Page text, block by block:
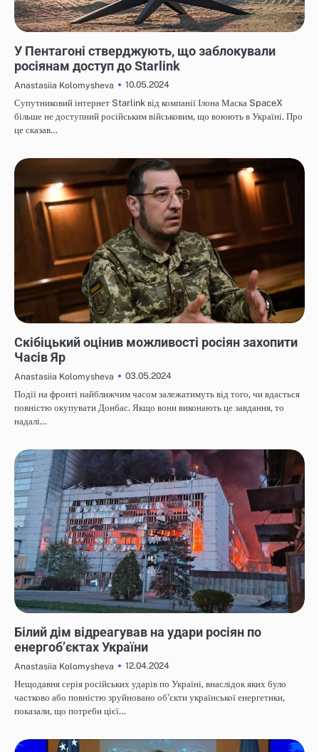
У Пентагоні стверджують, що заблокували
росіянам доступ до Starlink
Anastasiia Kolomysheva
10.05.2024
Супутниковий інтернет Starlink від компанії Ілона Маска SpaceX
більше не доступний російським військовим, що воюють в Україні. Про
це сказав…
Скібіцький оцінив можливості росіян захопити
Часів Яр
Anastasiia Kolomysheva
03.05.2024
Події на фронті найближчим часом залежатимуть від того, чи вдасться
повністю окупувати Донбас. Якщо вони виконають це завдання, то
надалі…
Білий дім відреагував на удари росіян по
енергоб’єктах України
Anastasiia Kolomysheva
12.04.2024
Нещодавня серія російських ударів по Україні, внаслідок яких було
частково або повністю зруйновано об’єкти української енергетики,
показали, що потреби цієї…